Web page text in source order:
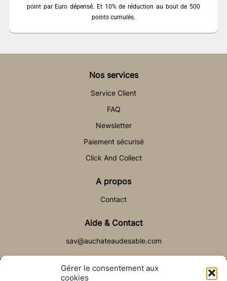
Gérer le consentement aux
cookies
point par Euro dépensé. Et 10% de réduction au bout de 500
points cumulés.
Nos services
Service Client
FAQ
Newsletter
Paiement sécurisé
Click And Collect
A propos
Contact
Aide & Contact
sav@auchateaudesable.com